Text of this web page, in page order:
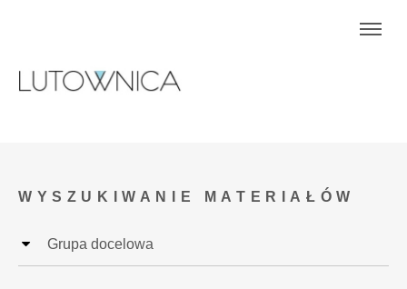
WYSZUKIWANIE MATERIAŁÓW